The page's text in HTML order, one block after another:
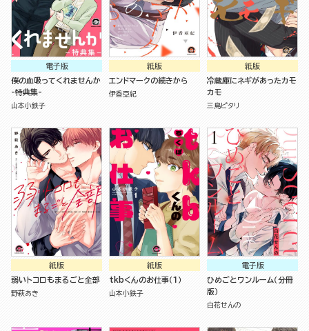
電子版
僕の血吸ってくれませんか
-特典集-
山本小鉄子
紙版
エンドマークの続きから
伊香亞紀
紙版
冷蔵庫にネギがあったカモ
カモ
三島ピタリ
紙版
弱いトコロもまるごと全部
野萩あき
紙版
tkbくんのお仕事（１）
山本小鉄子
電子版
ひめごとワンルーム（分冊
版）
白花せんの